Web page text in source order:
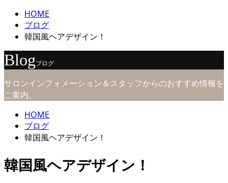
HOME
ブログ
韓国風ヘアデザイン！
Blogブログ
サロンインフォメーション＆スタッフからのおすすめ情報を
ご案内。
HOME
ブログ
韓国風ヘアデザイン！
韓国風ヘアデザイン！